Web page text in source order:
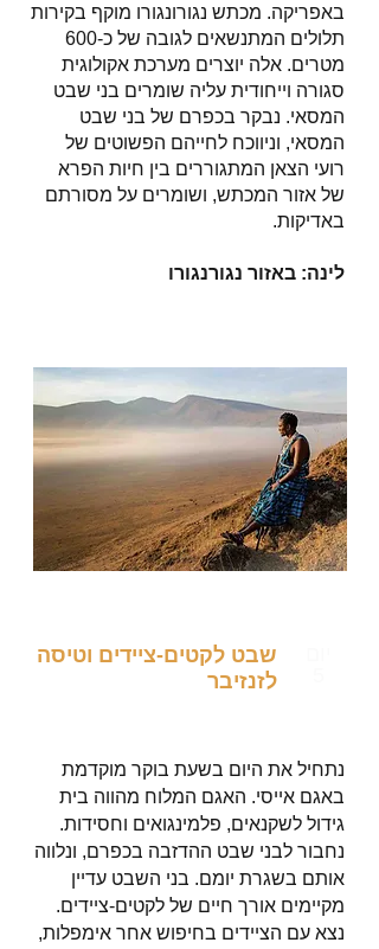
באפריקה. מכתש נגורונגורו מוקף בקירות
תלולים המתנשאים לגובה של כ-600
מטרים. אלה יוצרים מערכת אקולוגית
סגורה וייחודית עליה שומרים בני שבט
המסאי. נבקר בכפרם של בני שבט
המסאי, וניווכח לחייהם הפשוטים של
רועי הצאן המתגוררים בין חיות הפרא
של אזור המכתש, ושומרים על מסורתם
באדיקות. ​
לינה: באזור נגורנגורו
שבט לקטים-ציידים וטיסה
לזנזיבר
נתחיל את היום בשעת בוקר מוקדמת
באגם אייסי. האגם המלוח מהווה בית
גידול לשקנאים, פלמינגואים וחסידות.
נחבור לבני שבט ההדזבה בכפרם, ונלווה
אותם בשגרת יומם. בני השבט עדיין
מקיימים אורך חיים של לקטים-ציידים.
נצא עם הציידים בחיפוש אחר אימפלות,